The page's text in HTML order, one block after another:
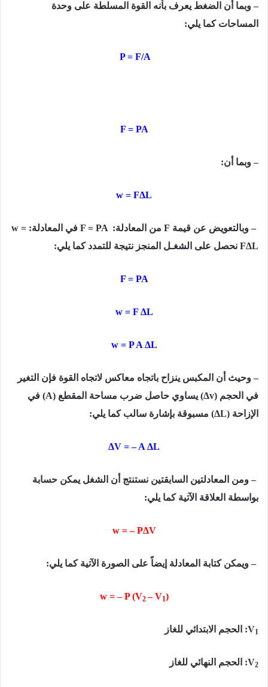
– وبما أن الضغط یعرف بأنه القوة المسلطة على وحدة
المساحات كما يلي:
P = F/A
F = PA
– وبما أن:
w = FΔL
–وبالتعويض عن قيمة F من المعادلة: F = PA في المعادلة: w =
FΔL نحصل على الشغـل المنجز نتیجة للتمدد كما يلي:
F = PA
w = F ΔL
w = P A ΔL
–وحیث أن المكبس ینزاح باتجاه معاكس لاتجاه القوة فإن التغیر
في الحجم Δv)) یساوي حاصل ضرب مساحة المقطع (A) في
الإزاحة (ΔL) مسبوقة بإشارة سالب كما يلي:
ΔV = – A ΔL
–ومن المعادلتين السابقتين نستنتج أن الشغل يمكن حسابة
بواسطة العلاقة الآتية كما يلي:
w = – PΔV
–ويمكن كتابة المعادلة إيضاً على الصورة الآتية كما يلي:
w = – P (V2– V1)
V1 : الحجم الابتدائي للغاز
V2 : الحجم النهائي للغاز